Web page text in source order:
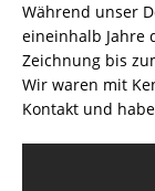
Während unser
eineinhalb Jahre
Zeichnung bis
Wir waren mit
Kontakt und